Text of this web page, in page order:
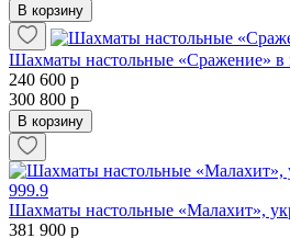
В корзину
Шахматы настольные «Сражение» в
240 600 р
300 800 р
В корзину
Шахматы настольные «Малахит»,
381 900 р